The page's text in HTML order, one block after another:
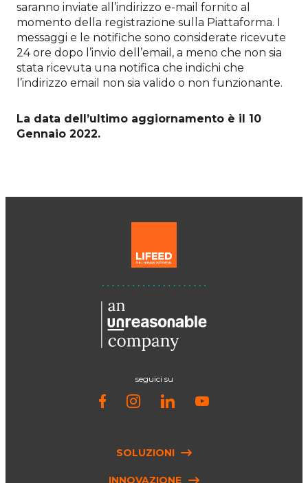
saranno inviate all’indirizzo e-mail fornito al
momento della registrazione sulla Piattaforma. I
messaggi e le notifiche sono considerate ricevute
24 ore dopo l’invio dell’email, a meno che non sia
stata ricevuta una notifica che indichi che
l’indirizzo email non sia valido o non funzionante.
La data dell’ultimo aggiornamento è il 10
Gennaio 2022.
seguici su
SOLUZIONI
INNOVAZIONE